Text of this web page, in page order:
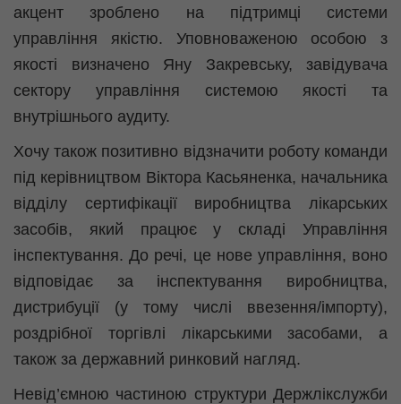
акцент зроблено на підтримці системи
управління якістю. Уповноваженою особою з
якості визначено Яну Закревську, завідувача
сектору управління системою якості та
внутрішнього аудиту.
Хочу також позитивно відзначити роботу команди
під керівництвом Віктора Касьяненка, начальника
відділу сертифікації виробництва лікарських
засобів, який працює у складі Управління
інспектування. До речі, це нове управління, воно
відповідає за інспектування виробництва,
дистрибуції (у тому числі ввезення/імпорту),
роздрібної торгівлі лікарськими засобами, а
також за державний ринковий нагляд.
Невід’ємною частиною структури Держлікслужби